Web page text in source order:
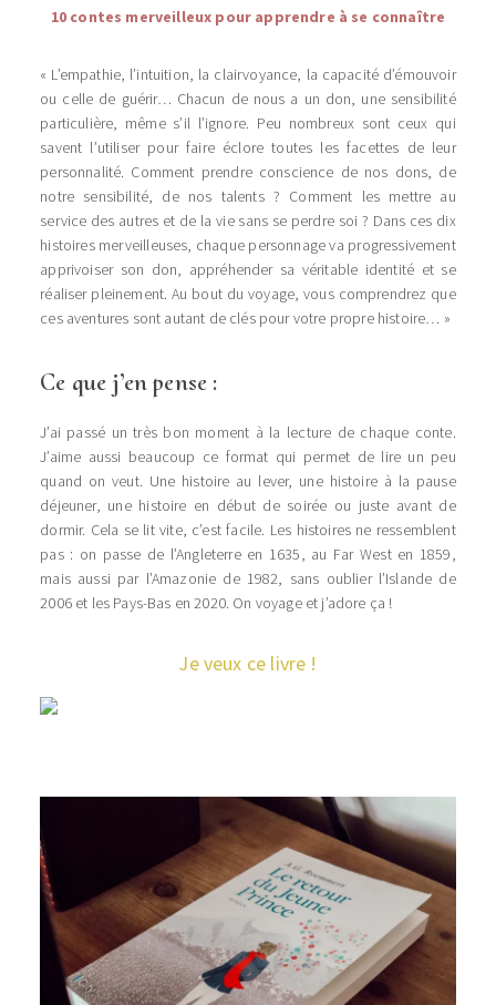
10 contes merveilleux pour apprendre à se connaître
« L’empathie, l’intuition, la clairvoyance, la capacité d’émouvoir
ou celle de guérir… Chacun de nous a un don, une sensibilité
particulière, même s’il l’ignore. Peu nombreux sont ceux qui
savent l’utiliser pour faire éclore toutes les facettes de leur
personnalité. Comment prendre conscience de nos dons, de
notre sensibilité, de nos talents ? Comment les mettre au
service des autres et de la vie sans se perdre soi ? Dans ces dix
histoires merveilleuses, chaque personnage va progressivement
apprivoiser son don, appréhender sa véritable identité et se
réaliser pleinement. Au bout du voyage, vous comprendrez que
ces aventures sont autant de clés pour votre propre histoire… »
Ce que j’en pense :
J’ai passé un très bon moment à la lecture de chaque conte.
J’aime aussi beaucoup ce format qui permet de lire un peu
quand on veut. Une histoire au lever, une histoire à la pause
déjeuner, une histoire en début de soirée ou juste avant de
dormir. Cela se lit vite, c’est facile. Les histoires ne ressemblent
pas : on passe de l’Angleterre en 1635, au Far West en 1859,
mais aussi par l’Amazonie de 1982, sans oublier l’Islande de
2006 et les Pays-Bas en 2020. On voyage et j’adore ça !
Je veux ce livre !